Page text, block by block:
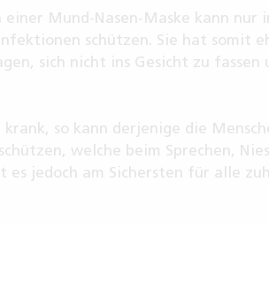
einer Mund-Nasen-Maske kann nur
schützen. Sie hat somit
sich nicht ins Gesicht zu
krank, so kann derjenige die
welche beim Sprechen,
es jedoch am Sichersten für alle